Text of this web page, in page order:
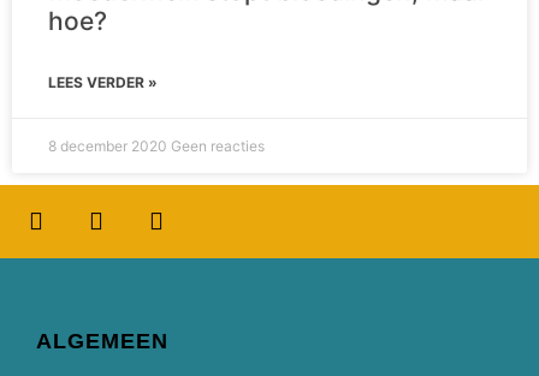
hoe?
LEES VERDER »
8 december 2020 Geen reacties
ALGEMEEN